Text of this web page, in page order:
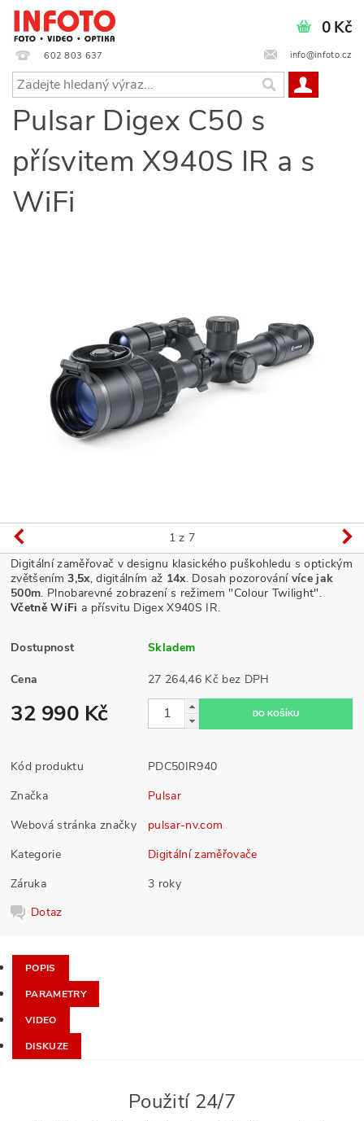
602 803 637 info@infoto.cz
0 Kč
Pulsar Digex C50 s
přísvitem X940S IR a s
WiFi
1 z 7
Digitální zaměřovač v designu klasického puškohledu s optickým
zvětšením3,5x, digitálním až 14x. Dosah pozorování více jak
500m. Plnobarevné zobrazení s režimem "Colour Twilight".
Včetně WiFi a přísvitu Digex X940S IR.
Dostupnost Skladem
Cena 27 264,46 Kč bez DPH
32 990 Kč
Kód produktu
PDC50IR940
Značka
Pulsar
Webová stránka značky
pulsar-nv.com
Kategorie
Digitální zaměřovače
Záruka
3 roky
Dotaz
POPIS
PARAMETRY
VIDEO
DISKUZE
Použití 24/7